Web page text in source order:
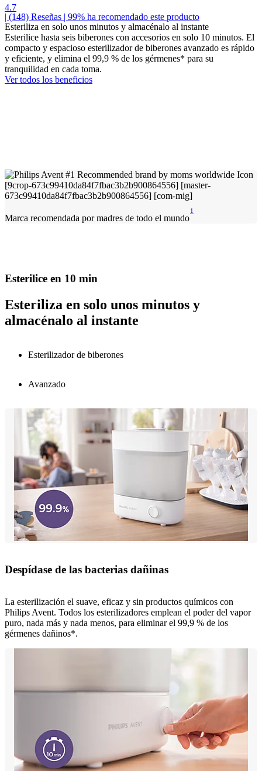
4.7
| (148) Reseñas | 99% ha recomendado este producto
Esteriliza en solo unos minutos y almacénalo al instante
Esterilice hasta seis biberones con accesorios en solo 10 minutos. El
compacto y espacioso esterilizador de biberones avanzado es rápido
y eficiente, y elimina el 99,9 % de los gérmenes* para su
tranquilidad en cada toma.
Ver todos los beneficios
Marca recomendada por madres de todo el mundo
1
Esterilice en 10 min
Esteriliza en solo unos minutos y
almacénalo al instante
Esterilizador de biberones
Avanzado
Despídase de las bacterias dañinas
La esterilización el suave, eficaz y sin productos químicos con
Philips Avent. Todos los esterilizadores emplean el poder del vapor
puro, nada más y nada menos, para eliminar el 99,9 % de los
gérmenes dañinos*.